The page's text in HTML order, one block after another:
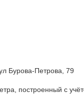
Бурова-Петрова, 79
построенный с